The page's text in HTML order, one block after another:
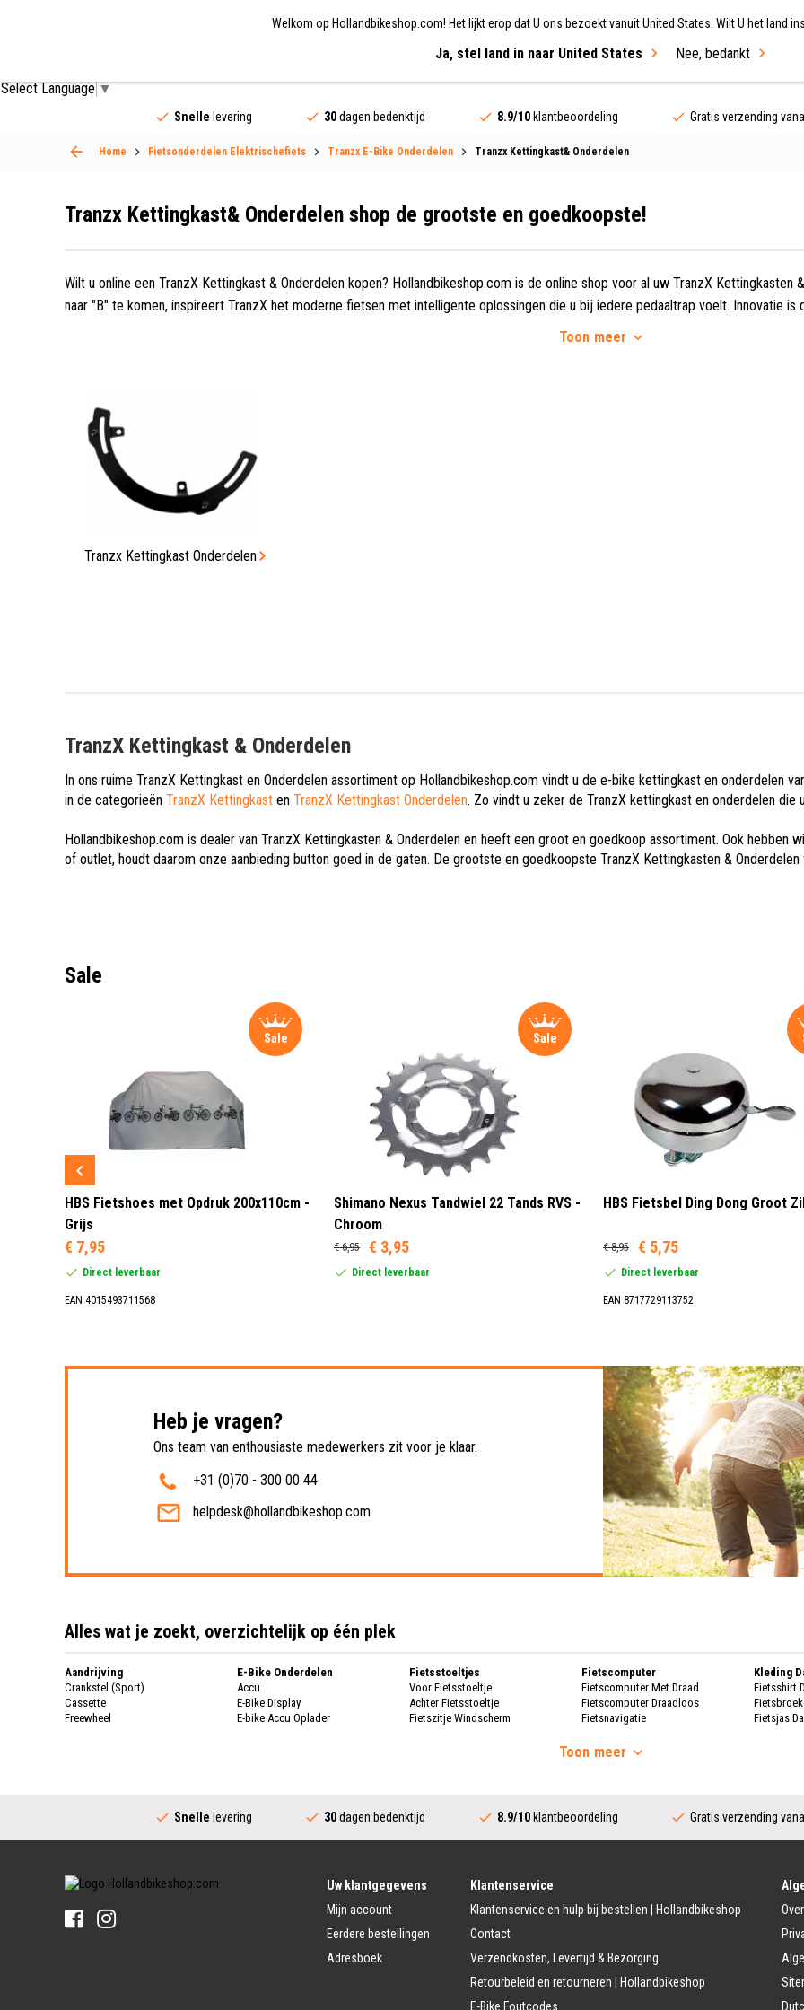
Fietsen Merken Sale
Select Language▼
Welkom op Hollandbikeshop.com! Het lijkt erop dat U ons bezoekt vanuit United States. Wilt U het land
Ja, stel land in naar United States Nee, bedankt
Snelle levering 30dagen bedenktijd 8.9/10klantbeoordeling Gratis verzending
Home Fietsonderdelen Elektrischefiets Tranzx E-Bike Onderdelen Tranzx Kettingkast& Onderdelen
Tranzx Kettingkast& Onderdelen shop de grootste en goedkoopste!
Wilt u online een TranzX Kettingkast & Onderdelen kopen? Hollandbikeshop.com is de online shop voor al uw TranzX Kettingkasten
naar "B" te komen, inspireert TranzX het moderne fietsen met intelligente oplossingen die u bij iedere pedaaltrap voelt. Innovatie is
Hollandbikeshop.com vindt u een breed assortiment TranzX Kettingkasten & Onderdelen.
Toon meer
Tranzx Kettingkast Onderdelen
TranzX Kettingkast & Onderdelen
In ons ruime TranzX Kettingkast en Onderdelen assortiment op Hollandbikeshop.com vindt u de e-bike kettingkast en onderdelen
in de categorieën TranzX Kettingkast en TranzX Kettingkast Onderdelen. Zo vindt u zeker de TranzX kettingkast en onderdelen
Hollandbikeshop.com is dealer van TranzX Kettingkasten & Onderdelen en heeft een groot en goedkoop assortiment. Ook hebben
of outlet, houdt daarom onze aanbieding button goed in de gaten. De grootste en goedkoopste TranzX Kettingkasten &
Sale
Sale
HBS Fietshoes met Opdruk 200x110cm -
Grijs
€ 7,95
Direct leverbaar
EAN 4015493711568
Sale
Shimano Nexus Tandwiel 22 Tands RVS -
Chroom
€ 6,95 € 3,95
Direct leverbaar
HBS Fietsbel Ding Dong Groot
€ 8,95 € 5,75
Direct leverbaar
EAN 8717729113752
Heb je vragen?
Ons team van enthousiaste medewerkers zit voor je klaar.
+31 (0)70 - 300 00 44
helpdesk@hollandbikeshop.com
Alles wat je zoekt, overzichtelijk op één plek
Aandrijving
Crankstel (Sport)
Cassette
Freewheel
Versnellingshendel (Stads)
Buitenbanden
Fiets Binnenband
E-Bike Onderdelen
Accu
E-Bike Display
E-bike Accu Oplader
Stuur
Fietsstoeltjes
Voor Fietsstoeltje
Achter Fietsstoeltje
Fietszitje Windscherm
Fietssloten
Ringslot
Beugelslot
Fietstas
Dubbele Fietstassen
Enkele Fietstassen
Stuur Fietstassen
Fietscomputer
Fietscomputer Met Draad
Fietscomputer Draadloos
Fietsnavigatie
Voeding
Bescherming
Fietshoes
Fietstrainers
Handwarmer/Handmof
Kinder Accessoires
Kleding
Fietsshirt
Fietsbroek
Fietsjas
Poncho
Fietsbroek
Fietsjas
Fietshelm
Toon meer
Snelle levering 30dagen bedenktijd 8.9/10klantbeoordeling Gratis verzending
Uw klantgegevens
Mijn account
Eerdere bestellingen
Adresboek
Klantenservice
Klantenservice en hulp bij bestellen | Hollandbikeshop
Contact
Verzendkosten, Levertijd & Bezorging
Retourbeleid en retourneren | Hollandbikeshop
E-Bike Foutcodes